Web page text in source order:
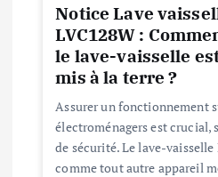
Notice Lave
LVC128W :
le lave-vaisselle
mis à la terre ?
Assurer un fonctionnement
électroménagers est
de sécurité. Le lave-vaisselle
comme tout autre appareil